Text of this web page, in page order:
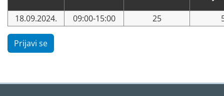
18.09.2024. 09:00-15:00 25
Prijavi se